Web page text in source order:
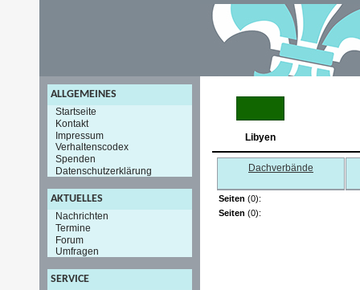
ALLGEMEINES
Startseite
Kontakt
Impressum
Verhaltenscodex
Spenden
Datenschutzerklärung
AKTUELLES
Nachrichten
Termine
Forum
Umfragen
SERVICE
Libyen
Dachverbände
Seiten (0):
Seiten (0):